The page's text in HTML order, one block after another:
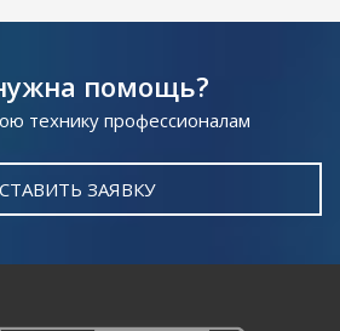
помощь?
технику профессионалам
ЗАЯВКУ